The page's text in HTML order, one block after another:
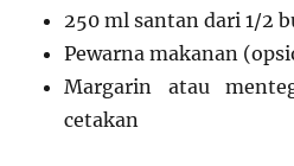
250 ml santan dari 1/2
Pewarna makanan
Margarin atau
cetakan